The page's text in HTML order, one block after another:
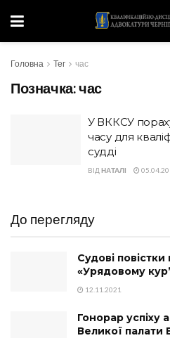
Головна Тег час
Позначка:час
У ВККСУ
часу для
судді
ВІД НАТАЛІ
До перегляду
Судові повістки
«Урядовому
12.11.2021
Гонорар успіху
Великої палати